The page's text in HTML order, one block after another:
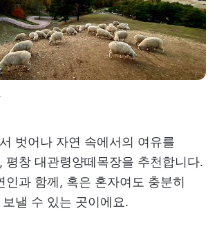
벗어나 자연 속에서의 여유를
평창 대관령양떼목장을 추천합니다.
인과 함께, 혹은 혼자여도 충분히
낼 수 있는 곳이에요.